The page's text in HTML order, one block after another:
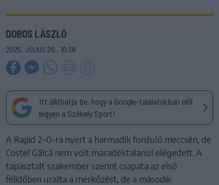
DOBOS LÁSZLÓ
2025. JÚLIUS 26., 10:38
Itt állíthatja be, hogy a Google-találatokban elöl
legyen a Székely Sport!
A Rapid 2–0-ra nyert a harmadik forduló meccsén, de
Costel Gâlcă nem volt maradéktalanul elégedett. A
tapasztalt szakember szerint csapata az első
félidőben uralta a mérkőzést, de a második